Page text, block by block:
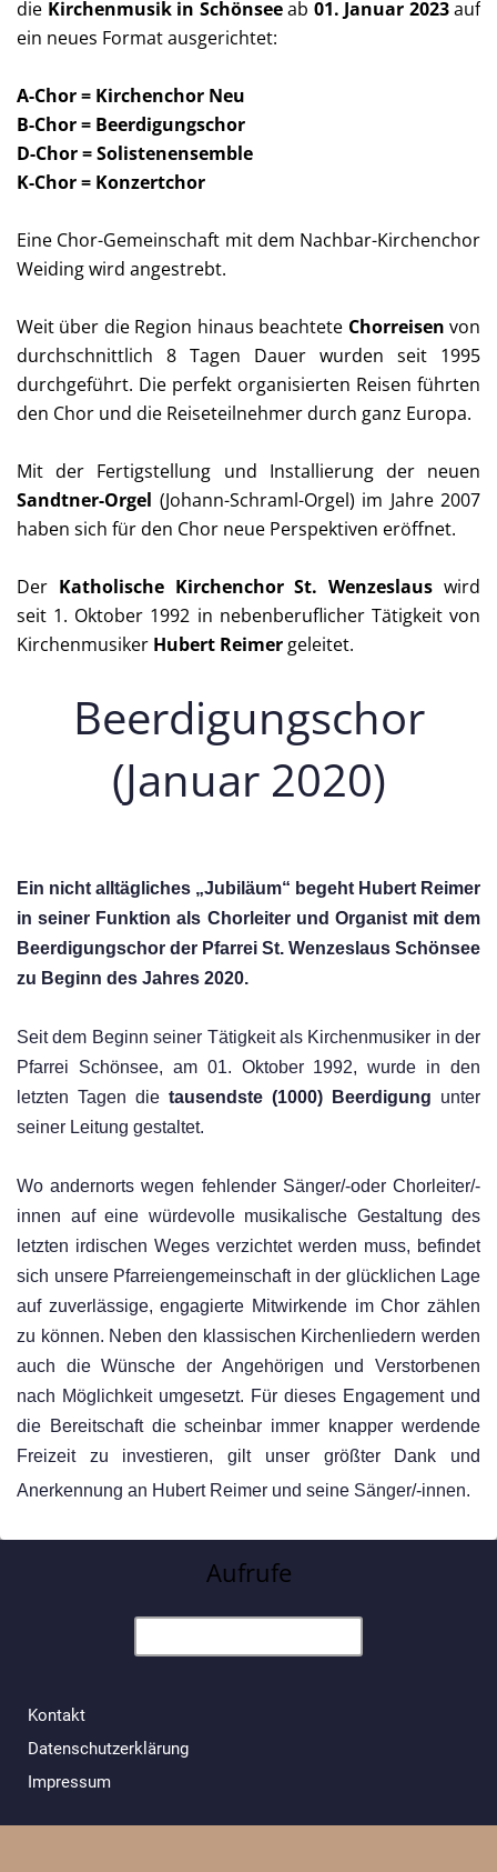
die Kirchenmusik in Schönseeab 01. Januar 2023auf
ein neues Format ausgerichtet:
A-Chor = Kirchenchor Neu
B-Chor = Beerdigungschor
D-Chor = Solistenensemble
K-Chor = Konzertchor
Eine Chor-Gemeinschaft mit dem Nachbar-Kirchenchor
Weiding wird angestrebt.
Weit über die Region hinaus beachtete Chorreisen von
durchschnittlich 8 Tagen Dauer wurden seit 1995
durchgeführt. Die perfekt organisierten Reisen führten
den Chor und die Reiseteilnehmer durch ganz Europa.
Mit der Fertigstellung und Installierung der neuen
Sandtner-Orgel (Johann-Schraml-Orgel) im Jahre 2007
haben sich für den Chor neue Perspektiven eröffnet.
Der Katholische Kirchenchor St. Wenzeslaus wird
seit 1. Oktober 1992 in nebenberuflicher Tätigkeit von
Kirchenmusiker Hubert Reimer geleitet.
Beerdigungschor
(Januar 2020)
Ein nicht alltägliches „Jubiläum“ begeht Hubert Reimer
in seiner Funktion als Chorleiter und Organist mit dem
Beerdigungschor der Pfarrei St. Wenzeslaus Schönsee
zu Beginn des Jahres 2020.
Seit dem Beginn seiner Tätigkeit als Kirchenmusiker in der
Pfarrei Schönsee, am 01. Oktober 1992,wurde in den
letzten Tagen die tausendste (1000) Beerdigung unter
seiner Leitung gestaltet.
Wo andernorts wegen fehlender Sänger/-oder Chorleiter/-
innen auf eine würdevolle musikalische Gestaltung des
letzten irdischen Weges verzichtet werden muss, befindet
sich unsere Pfarreiengemeinschaft in der glücklichen Lage
auf zuverlässige, engagierte Mitwirkende im Chor zählen
zu können. Neben den klassischen Kirchenliedern werden
auch dieWünsche der Angehörigen und Verstorbenen
nach Möglichkeit umgesetzt. Für dieses Engagement und
die Bereitschaft die scheinbar immer knapper werdende
Freizeit zu investieren, gilt unser größter
Dank und
Anerkennung an Hubert Reimer und seine Sänger/-innen.
Aufrufe
Kontakt
Datenschutzerklärung
Impressum